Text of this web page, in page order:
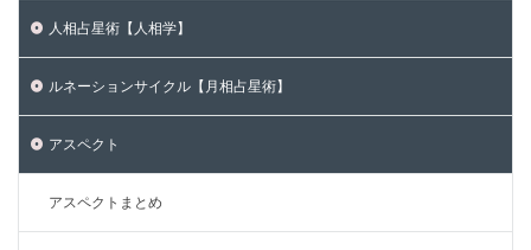
人相占星術【人相学】
ルネーションサイクル【月相占星術】
アスペクト
アスペクトまとめ